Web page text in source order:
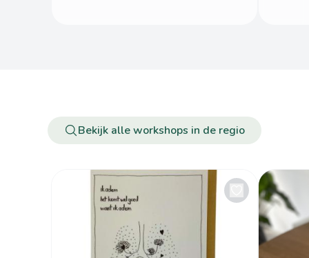
Bekijk alle workshops in de regio